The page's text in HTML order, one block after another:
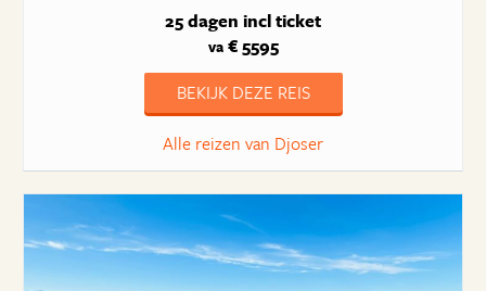
25 dagen incl ticket
va€ 5595
BEKIJK DEZE REIS
Alle reizen van Djoser